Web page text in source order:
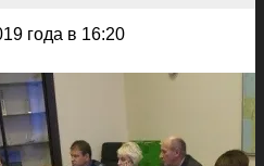
года в 16:20